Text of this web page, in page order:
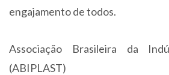
engajamento de todos.
Associação Brasileira da
(ABIPLAST)